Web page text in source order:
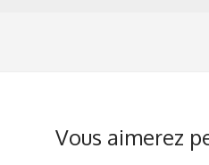
Vous aimerez